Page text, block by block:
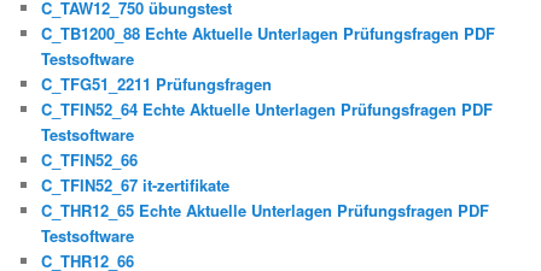
C_TAW12_750 übungstest
C_TB1200_88 Echte Aktuelle Unterlagen Prüfungsfragen PDF
Testsoftware
C_TFG51_2211 Prüfungsfragen
C_TFIN52_64 Echte Aktuelle Unterlagen Prüfungsfragen PDF
Testsoftware
C_TFIN52_66
C_TFIN52_67 it-zertifikate
C_THR12_65 Echte Aktuelle Unterlagen Prüfungsfragen PDF
Testsoftware
C_THR12_66